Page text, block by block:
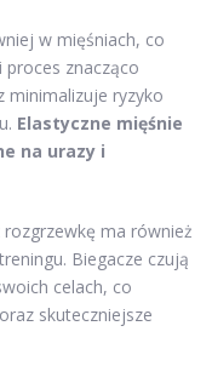
w mięśniach, co
proces znacząco
minimalizuje ryzyko
Elastyczne mięśnie
na urazy i
ma również
Biegacze czują
celach, co
skuteczniejsze